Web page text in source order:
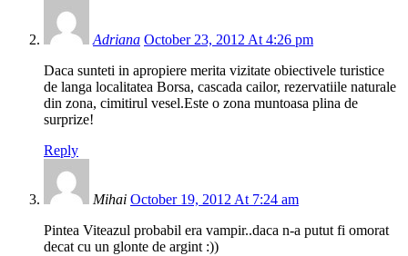
Adriana October 23, 2012 At 4:26 pm
Daca sunteti in apropiere merita vizitate obiectivele turistice
de langa localitatea Borsa, cascada cailor, rezervatiile naturale
din zona, cimitirul vesel.Este o zona muntoasa plina de
surprize!
Reply
Mihai October 19, 2012 At 7:24 am
Pintea Viteazul probabil era vampir..daca n-a putut fi omorat
decat cu un glonte de argint :))